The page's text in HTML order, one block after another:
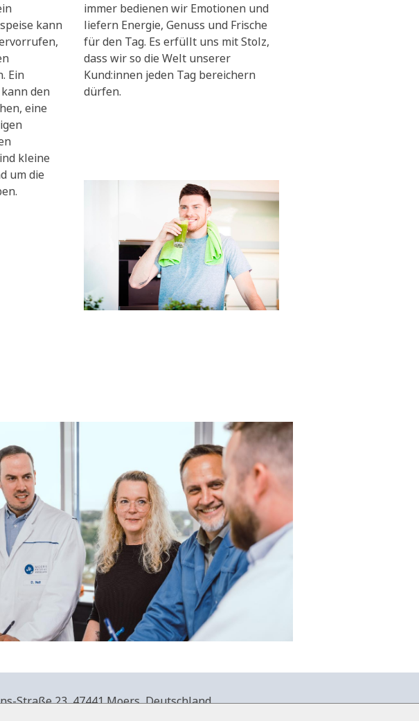
kann
Ein
den
eine
kleine
um die
immer bedienen wir Emotionen und
liefern Energie, Genuss und Frische
für den Tag. Es erfüllt uns mit Stolz,
dass wir so die Welt unserer
Kund:innen jeden Tag bereichern
dürfen.
Straße 23,47441 Moers, Deutschland.